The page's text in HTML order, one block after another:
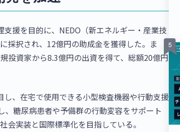
援を目的に、NEDO（新エネルギー・産業技
採択され、12億円の助成金を獲得した。ま
投資家から8.3億円の出資を得て、総額20億円
、在宅で使用できる小型検査機器や行動支援
糖尿病患者や予備群の行動変容をサポート
実装と国際標準化を目指している。